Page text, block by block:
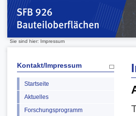
Sie sind hier: Impressum
Kontakt/Impressum
Startseite
Aktuelles
Forschungsprogramm